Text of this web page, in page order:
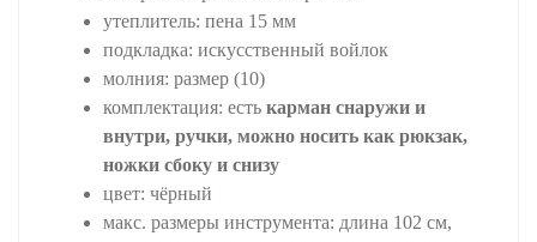
утеплитель: пена 15 мм
подкладка: искусственный войлок
молния: размер (10)
комплектация: есть карман снаружи и
внутри, ручки, можно носить как рюкзак,
ножки сбоку и снизу
цвет: чёрный
макс. размеры инструмента: длина 102 см,